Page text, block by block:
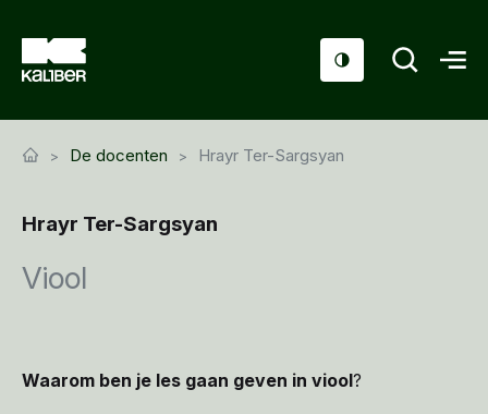
Sociaal domein
Over ons
De docenten Hrayr Ter-Sargsyan
Hrayr Ter-Sargsyan
Viool
Waarom ben je les gaan geven in viool?